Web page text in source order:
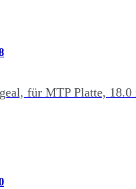
für MTP Platte, 18.0